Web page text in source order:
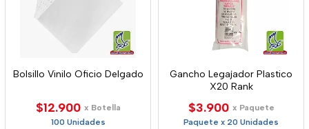
Bolsillo Vinilo Oficio Delgado
$12.900 x Botella
100 Unidades
Gancho Legajador Plastico
X20 Rank
$3.900 x Paquete
Paquete x 20 Unidades